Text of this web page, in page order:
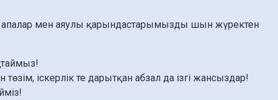
апалар мен аяулы қарындастарымызды шын жүректен
іскерлік те дарытқан абзал да ізгі жансыздар!